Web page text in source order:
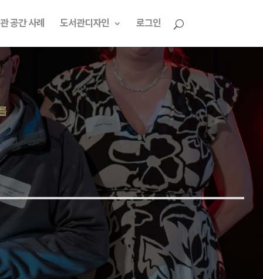
공간 사례 도서관디자인 로그인